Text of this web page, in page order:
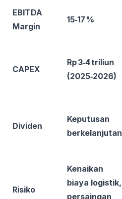
EBITDA
Margin
15‑17 %
CAPEX
Rp 3‑4 triliun
(2025‑2026)
Dividen
Keputusan
berkelanjutan
Risiko
Kenaikan
biaya logistik,
persaingan